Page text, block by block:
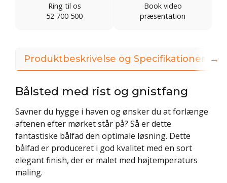
Ring til os
52 700 500
Book video
præsentation
Produktbeskrivelse og Specifikationer
Bålsted med rist og gnistfang
Savner du hygge i haven og ønsker du at forlænge
aftenen efter mørket står på? Så er dette
fantastiske bålfad den optimale løsning. Dette
bålfad er produceret i god kvalitet med en sort
elegant finish, der er malet med højtemperaturs
maling.
→